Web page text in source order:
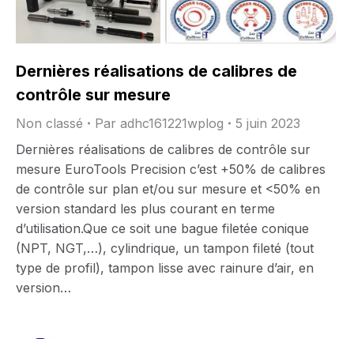
Dernières réalisations de calibres de
contrôle sur mesure
Non classé Par adhc161221wplog
5 juin 2023
Dernières réalisations de calibres de contrôle sur
mesure EuroTools Precision c’est +50% de calibres
de contrôle sur plan et/ou sur mesure et <50% en
version standard les plus courant en terme
d’utilisation.Que ce soit une bague filetée conique
(NPT, NGT,…), cylindrique, un tampon fileté (tout
type de profil), tampon lisse avec rainure d’air, en
version…